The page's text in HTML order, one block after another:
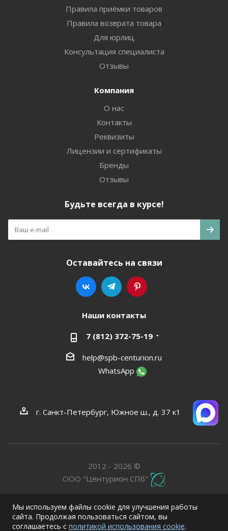
Правила приёмки товаров
Правила возврата товара
Для юрлиц
Консультация специалиста
Отзывы
Компания
О нас
Контакты
Реквизиты
Лицензии и сертификаты
Бренды
Отзывы
Будьте всегда в курсе!
Оставайтесь на связи
Наши контакты
7 (812) 372-75-19
help@spb-centurion.ru
WhatsApp
г. Санкт-Петербург, Южное ш., д. 37 к1
2012 - 2026 ©
ООО "Центурион СПб"
Мы используем файлы cookie для улучшения работы
сайта. Продолжая пользоваться сайтом, вы
соглашаетесь с политикой использования cookie.